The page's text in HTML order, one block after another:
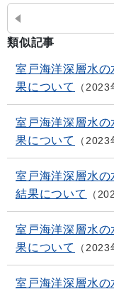
類似記事
室戸海洋深層水
果について
2023
室戸海洋深層水
果について
2023
室戸海洋深層水の
結果について
室戸海洋深層水
果について
2023
室戸海洋深層水の